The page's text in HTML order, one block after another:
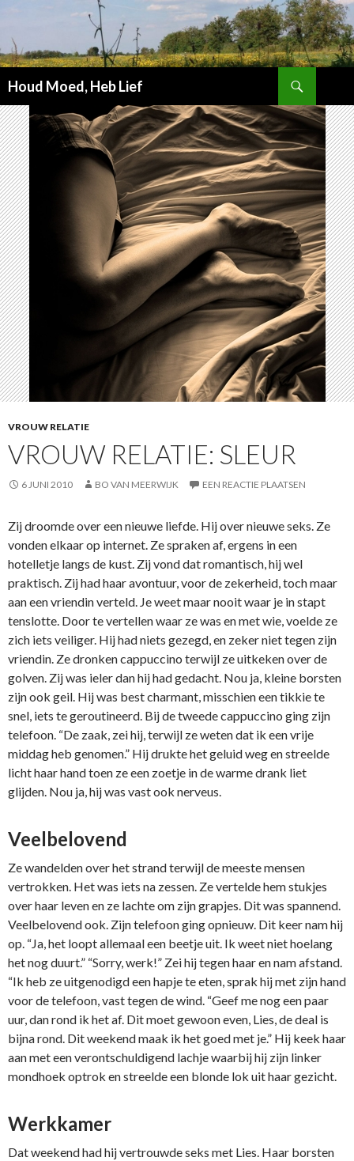
Houd Moed, Heb Lief
NAAR
INHOUD
VROUW RELATIE
VROUW RELATIE: SLEUR
6 JUNI 2010 BO VAN MEERWIJK EEN REACTIE PLAATSEN
Zij droomde over een nieuwe liefde. Hij over nieuwe seks. Ze
vonden elkaar op internet. Ze spraken af, ergens in een
hotelletje langs de kust. Zij vond dat romantisch, hij wel
praktisch. Zij had haar avontuur, voor de zekerheid, toch maar
aan een vriendin verteld. Je weet maar nooit waar je in stapt
tenslotte. Door te vertellen waar ze was en met wie, voelde ze
zich iets veiliger. Hij had niets gezegd, en zeker niet tegen zijn
vriendin. Ze dronken cappuccino terwijl ze uitkeken over de
golven. Zij was ieler dan hij had gedacht. Nou ja, kleine borsten
zijn ook geil. Hij was best charmant, misschien een tikkie te
snel, iets te geroutineerd. Bij de tweede cappuccino ging zijn
telefoon. “De zaak, zei hij, terwijl ze weten dat ik een vrije
middag heb genomen.” Hij drukte het geluid weg en streelde
licht haar hand toen ze een zoetje in de warme drank liet
glijden. Nou ja, hij was vast ook nerveus.
Veelbelovend
Ze wandelden over het strand terwijl de meeste mensen
vertrokken. Het was iets na zessen. Ze vertelde hem stukjes
over haar leven en ze lachte om zijn grapjes. Dit was spannend.
Veelbelovend ook. Zijn telefoon ging opnieuw. Dit keer nam hij
op. “Ja, het loopt allemaal een beetje uit. Ik weet niet hoelang
het nog duurt.” “Sorry, werk!” Zei hij tegen haar en nam afstand.
“Ik heb ze uitgenodigd een hapje te eten, sprak hij met zijn hand
voor de telefoon, vast tegen de wind. “Geef me nog een paar
uur, dan rond ik het af. Dit moet gewoon even, Lies, de deal is
bijna rond. Dit weekend maak ik het goed met je.” Hij keek haar
aan met een verontschuldigend lachje waarbij hij zijn linker
mondhoek optrok en streelde een blonde lok uit haar gezicht.
Werkkamer
Dat weekend had hij vertrouwde seks met Lies. Haar borsten